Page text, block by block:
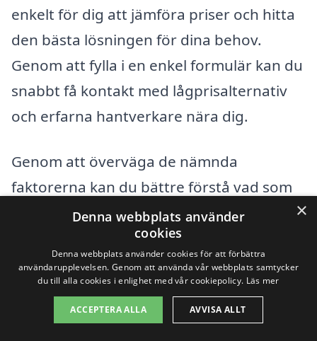
enkelt för dig att jämföra priser och hitta
den bästa lösningen för dina behov.
Genom att fylla i en enkel formulär kan du
snabbt få kontakt med lågprisalternativ
och erfarna hantverkare nära dig.
Genom att överväga de nämnda
faktorerna kan du bättre förstå vad som
kommer att påverka priset på
golvslipning i Söderhamn och få ett
kostnadseffektivt resultat som du
kommer att vara nöjd med. Oavsett om
det handlar om hemmet eller
×
Denna webbplats använder
cookies
Denna webbplats använder cookies för att förbättra
användarupplevelsen. Genom att använda vår webbplats samtycker
du till alla cookies i enlighet med vår cookiepolicy. Läs mer
ACCEPTERA ALLA AVVISA ALLT